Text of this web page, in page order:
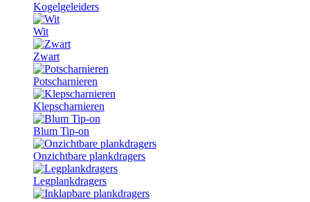
Kogelgeleiders
Wit
Zwart
Potscharnieren
Klepscharnieren
Blum Tip-on
Onzichtbare plankdragers
Legplankdragers